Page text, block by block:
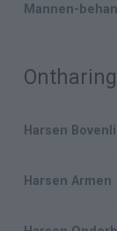
Mannen-
Ontharing
Harsen
Harsen Armen